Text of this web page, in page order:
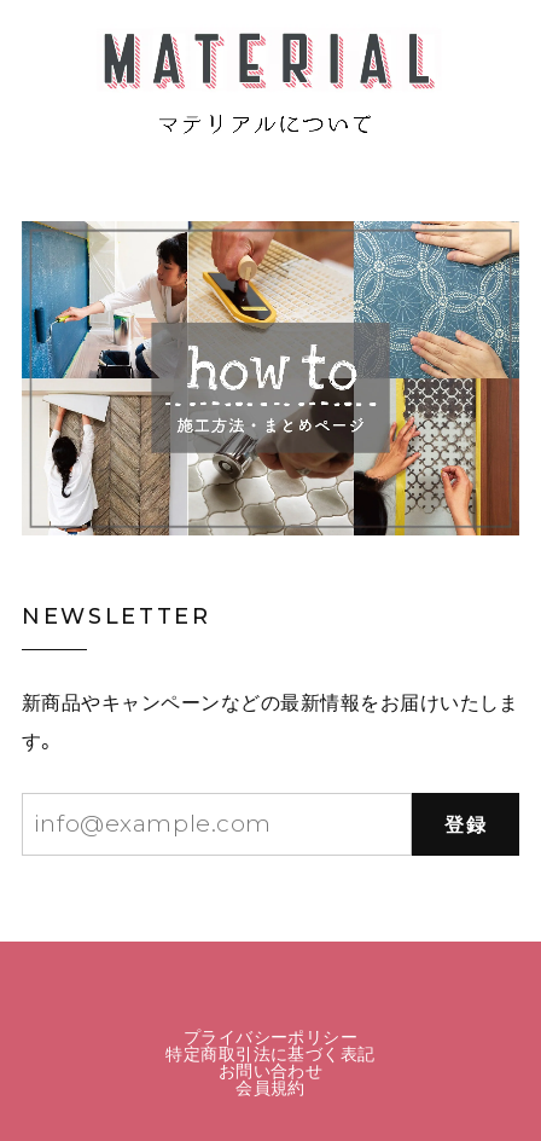
NEWSLETTER
新商品やキャンペーンなどの最新情報をお届けいたしま
す。
登録
プライバシーポリシー
特定商取引法に基づく表記
お問い合わせ
会員規約